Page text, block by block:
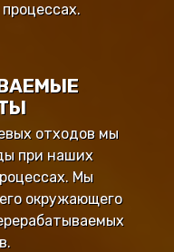
отходов мы
при наших
Мы
окружающего